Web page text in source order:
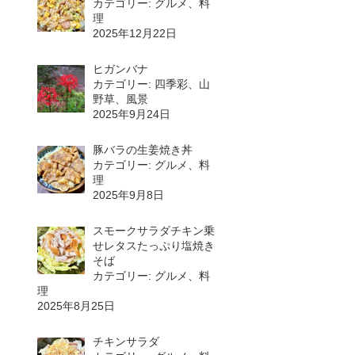
カテゴリー: グルメ、料
理
2025年12月22日
ヒガンバナ
カテゴリー: 四季彩、山
野草、風景
2025年9月24日
豚バラの生姜焼き丼
カテゴリー: グルメ、料
理
2025年9月8日
スモークサラダチキン乗
せレタスたっぷり塩焼き
そば
カテゴリー: グルメ、料
理
2025年8月25日
チキンサラダ